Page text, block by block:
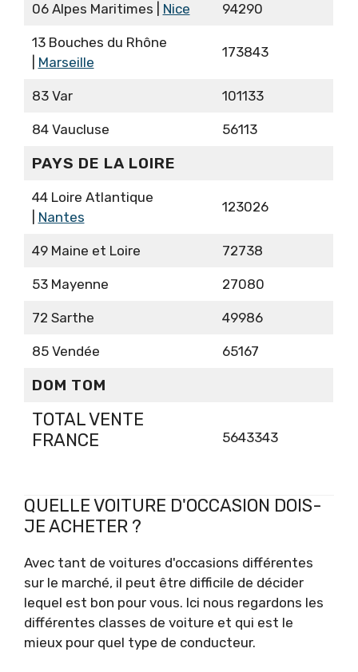
06 Alpes Maritimes | Nice 94290
13 Bouches du Rhône
Marseille
173843
83 Var 101133
84 Vaucluse 56113
PAYS DE LA LOIRE
44 Loire Atlantique
Nantes
123026
49 Maine et Loire 72738
53 Mayenne 27080
72 Sarthe 49986
85 Vendée 65167
DOM TOM
TOTAL VENTE
FRANCE
5643343
QUELLE VOITURE D'OCCASION DOIS-
JE ACHETER ?
Avec tant de voitures d'occasions différentes
sur le marché, il peut être difficile de décider
lequel est bon pour vous. Ici nous regardons les
différentes classes de voiture et qui est le
mieux pour quel type de conducteur.